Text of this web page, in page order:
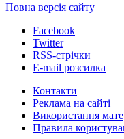
Повна версія сайту
Facebook
Twitter
RSS-стрічки
E-mail розсилка
Контакти
Реклама на сайті
Використання
Правила